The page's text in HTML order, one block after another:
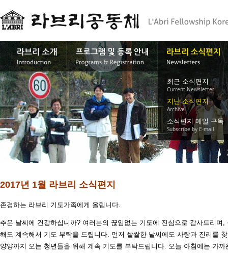
최근 소식편지
Current Newsletter
지난 소식편지
Archive
소식편지 메일 구독
Subscribe by E-mail
2017년 1월 라브리 소식편지
존경하는 라브리 기도가족에게 올립니다.
추운 날씨에 건강하십니까? 여러분의 끊임없는 기도에 진심으로 감사드리며,
해도 계속해서 기도 부탁을 드립니다. 먼저 쌀쌀한 날씨에도 사랑과 진리를
양양까지 오는 청년들을 위해 계속 기도를 부탁드립니다. 오늘 아침에는 가까